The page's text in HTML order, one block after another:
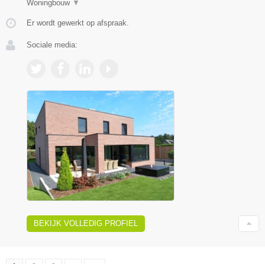
Woningbouw ▼
Er wordt gewerkt op afspraak.
Sociale media:
BEKIJK VOLLEDIG PROFIEL